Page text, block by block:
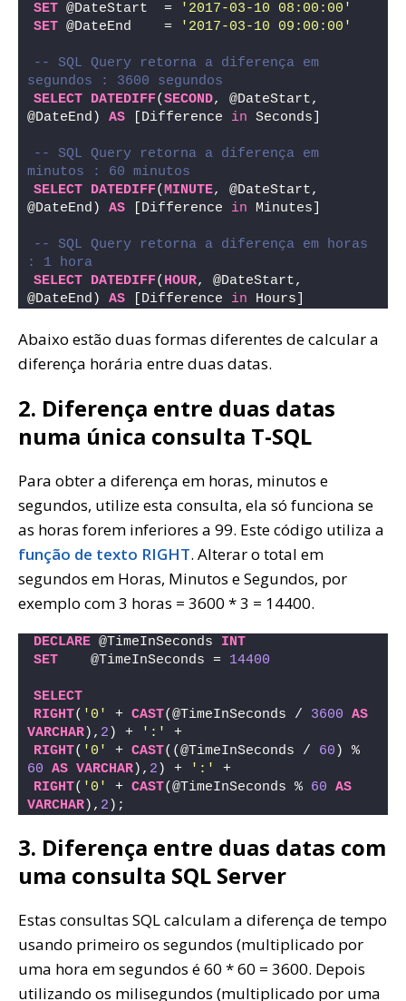
SET @DateStart  =
'2017-03-10 08:00:00'
SET @DateEnd    = '2017-03-10 09:00:00'
-- SQL Query retorna a diferença em
segundos : 3600 segundos
SELECT DATEDIFF(SECOND, @DateStart,
@DateEnd) AS [Difference in Seconds]
-- SQL Query retorna a diferença em
minutos : 60 minutos
SELECT DATEDIFF(MINUTE, @DateStart,
@DateEnd) AS [Difference in Minutes]
-- SQL Query retorna a diferença em horas
: 1 hora
SELECT DATEDIFF( HOUR, @DateStart,
@DateEnd) AS [Difference in Hours]
Abaixo estão duas formas diferentes de calcular a
diferença horária entre duas datas.
2. Diferença entre duas datas
numa única consulta T-SQL
Para obter a diferença em horas, minutos e
segundos, utilize esta consulta, ela só funciona se
as horas forem inferiores a 99. Este código utiliza a
função de texto RIGHT. Alterar o total em
segundos em Horas, Minutos e Segundos, por
exemplo com 3 horas = 3600 * 3 = 14400.
DECLARE @TimeInSeconds INT
SET
    @TimeInSeconds =
14400
SELECT
RIGHT( '0' + CAST(@TimeInSeconds / 3600 AS
VARCHAR), 2 ) + ':'
+
RIGHT( '0' + CAST((@TimeInSeconds / 60
60 AS VARCHAR), 2 ) + ':'
+
RIGHT( '0' + CAST(@TimeInSeconds % 60 AS
VARCHAR), 2 );
3. Diferença entre duas datas com
uma consulta SQL Server
Estas consultas SQL calculam a diferença de tempo
usando primeiro os segundos (multiplicado por
uma hora em segundos é 60 * 60 = 3600. Depois
utilizando os milisegundos (multiplicado por uma